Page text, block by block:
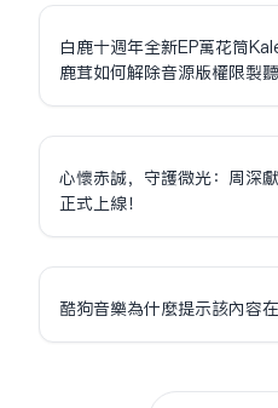
白鹿十週年全新EP萬花筒
鹿茸如何解除音源版權限制
心懷赤誠，守護微光：周深
正式上線！
酷狗音樂為什麼提示該內容